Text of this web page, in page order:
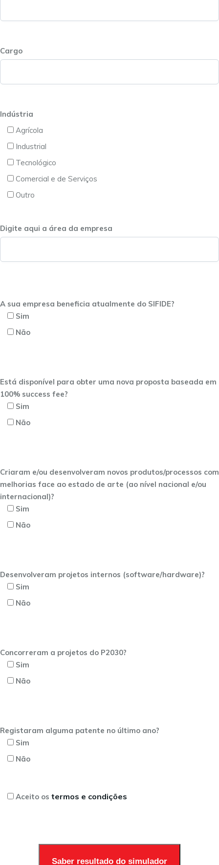
Cargo
Indústria
Agrícola
Industrial
Tecnológico
Comercial e de Serviços
Outro
Digite aqui a área da empresa
A sua empresa beneficia atualmente do SIFIDE?
Sim
Não
Está disponível para obter uma nova proposta baseada em
100% success fee?
Sim
Não
Criaram e/ou desenvolveram novos produtos/processos com
melhorias face ao estado de arte (ao nível nacional e/ou
internacional)?
Sim
Não
Desenvolveram projetos internos (software/hardware)?
Sim
Não
Concorreram a projetos do P2030?
Sim
Não
Registaram alguma patente no último ano?
Sim
Não
Aceito os termos e condições